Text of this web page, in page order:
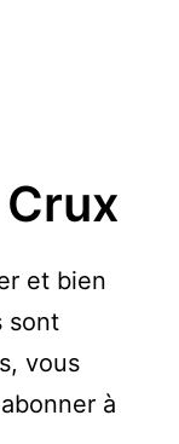
et bien
sont
vous
à